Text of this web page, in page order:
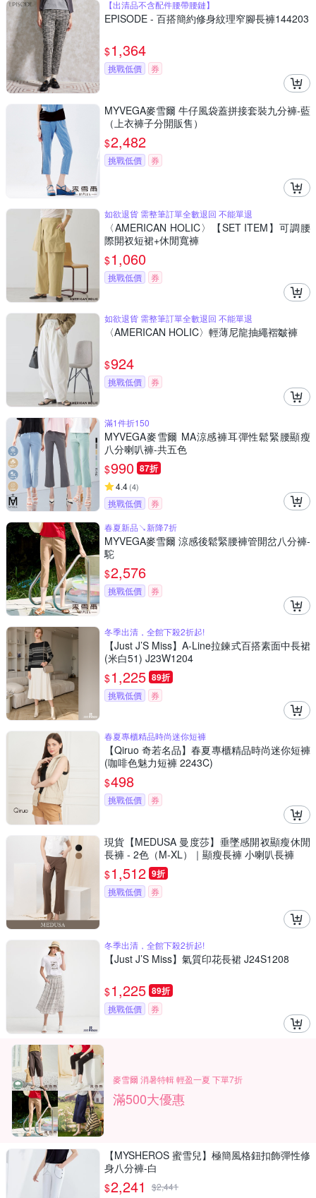
【出清品不含配件腰帶腰鏈】
EPISODE - 百搭簡約修身紋理窄腳長褲144203
$1,364
挑戰低價 券
MYVEGA麥雪爾 牛仔風袋蓋拼接套裝九分褲-藍
（上衣褲子分開販售）
$2,482
挑戰低價 券
如欲退貨 需整筆訂單全數退回 不能單退
〈AMERICAN HOLIC〉【SET ITEM】可調腰
際開衩短裙+休閒寬褲
$1,060
挑戰低價 券
如欲退貨 需整筆訂單全數退回 不能單退
〈AMERICAN HOLIC〉輕薄尼龍抽繩褶皺褲
$924
挑戰低價 券
滿1件折150
MYVEGA麥雪爾 MA涼感褲耳彈性鬆緊腰顯瘦
八分喇叭褲-共五色
$990 87折
4.4(4)
挑戰低價
券
春夏新品↘新降7折
MYVEGA麥雪爾 涼感後鬆緊腰褲管開岔八分褲-
駝
$2,576
挑戰低價 券
冬季出清，全館下殺2折起!
【Just J’S Miss】A-Line拉鍊式百搭素面中長裙
(米白51) J23W1204
$1,225 89折
挑戰低價 券
春夏專櫃精品時尚迷你短褲
【Qiruo 奇若名品】春夏專櫃精品時尚迷你短褲
(咖啡色魅力短褲 2243C)
$498
挑戰低價 券
現貨【MEDUSA 曼度莎】垂墜感開衩顯瘦休閒
長褲 - 2色（M-XL）｜顯瘦長褲 小喇叭長褲
$1,512 9折
挑戰低價 券
冬季出清，全館下殺2折起!
【Just J’S Miss】氣質印花長裙 J24S1208
$1,225 89折
挑戰低價 券
麥雪爾 消暑特輯 輕盈一夏 下單7折
滿500大優惠
【MYSHEROS 蜜雪兒】極簡風格鈕扣飾彈性修
身八分褲-白
$2,241 $2,441